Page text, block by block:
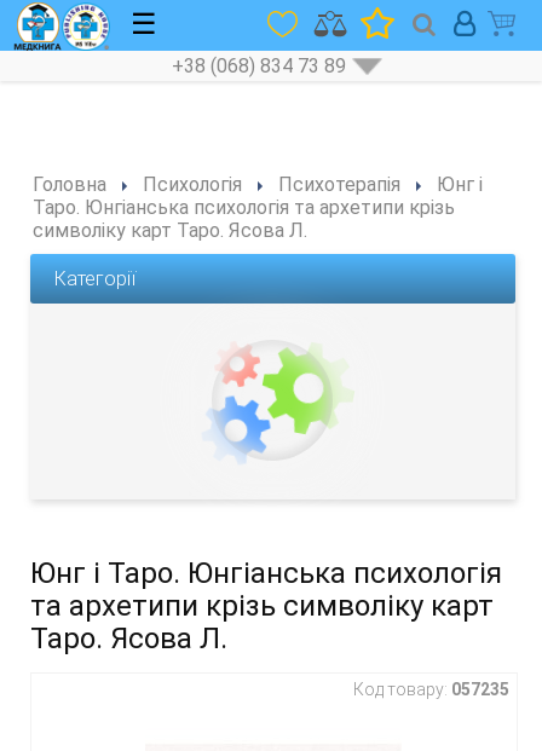
☰
+38 (068) 834 73 89
Головна Психологія Психотерапія
Юнг і
Таро. Юнгіанська психологія та архетипи крізь
символіку карт Таро. Ясова Л.
Категорії
Юнг і Таро. Юнгіанська психологія
та архетипи крізь символіку карт
Таро. Ясова Л.
Код товару: 057235